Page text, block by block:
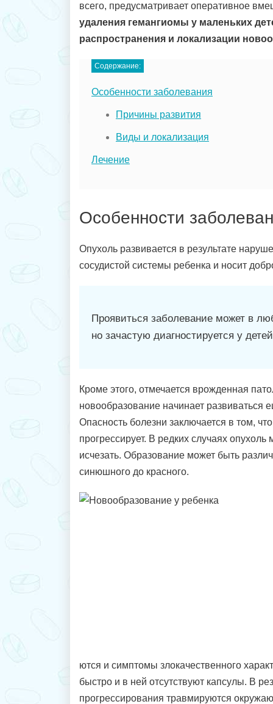
всего, предусматривает оперативное
удаления гемангиомы у маленьких
распространения и локализации
Содержание:
Особенности заболевания
Причины развития
Виды и локализация
Лечение
Особенности
Опухоль развивается в результате
сосудистой системы ребенка и носит
Проявиться заболевание может в
но зачастую диагностируется у
Кроме этого, отмечается врожденная
новообразование начинает развиваться
Опасность болезни заключается в том,
прогрессирует. В редких случаях опухоль
исчезать. Образование может быть
синюшного до красного.
ются и симптомы злокачественного
быстро и в ней отсутствуют капсулы. В
прогрессирования травмируются